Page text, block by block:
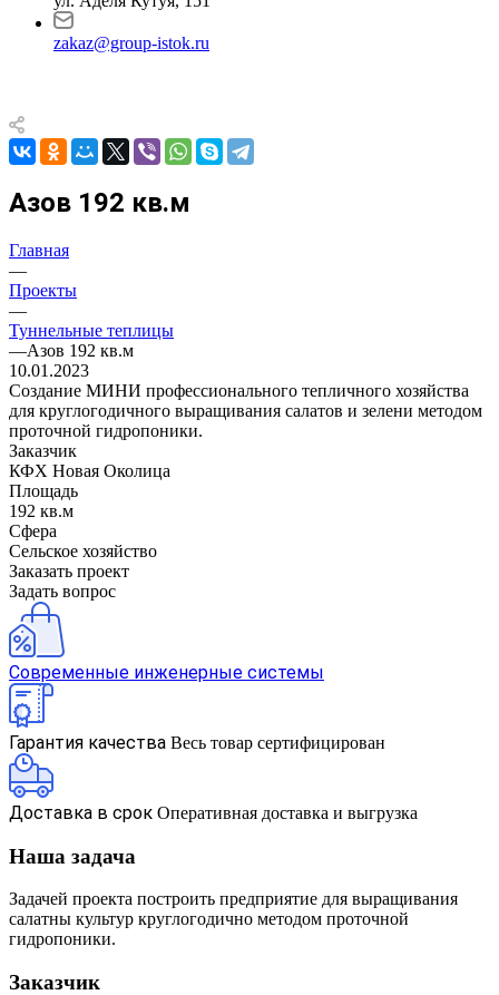
zakaz@group-istok.ru
Азов 192 кв.м
Главная
—
Проекты
—
Туннельные теплицы
—Азов 192 кв.м
10.01.2023
Создание МИНИ профессионального тепличного хозяйства
для круглогодичного выращивания салатов и зелени методом
проточной гидропоники.
Заказчик
КФХ Новая Околица
Площадь
192 кв.м
Сфера
Сельское хозяйство
Заказать проект
Задать вопрос
Современные инженерные системы
Гарантия качества Весь товар сертифицирован
Доставка в срок Оперативная доставка и выгрузка
Наша задача
Задачей проекта построить предприятие для выращивания
салатны культур круглогодично методом проточной
гидропоники.
Заказчик